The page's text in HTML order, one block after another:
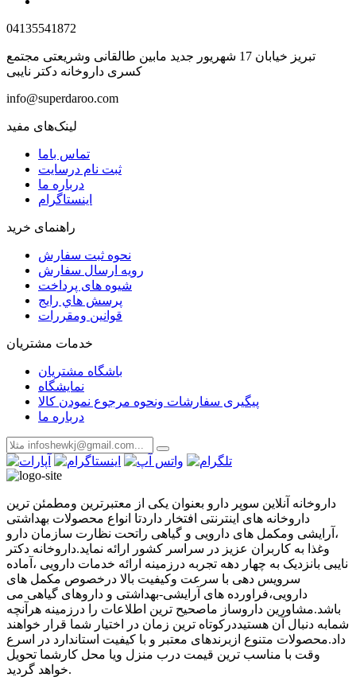
04135541872
تبریز خیابان 17 شهریور جدید مابین طالقانی وشریعتی مجتمع
کسری داروخانه دکتر نایبی
info@superdaroo.com
لینک‌های مفید
تماس باما
ثبت نام درسایت
درباره ما
اینستاگرام
راهنمای خرید
نحوه ثبت سفارش
رویه ارسال سفارش
شیوه های پرداخت
پرسش هاي رايج
قوانین ومقررات
خدمات مشتریان
باشگاه مشتریان
نمایشگاه
پیگیری سفارشات ونحوه مرجوع نمودن کالا
درباره ما
داروخانه آنلاین سوپر دارو بعنوان یکی از معتبرترین ومطمئن ترین
داروخانه های اینترنتی افتخار داردتا انواع محصولات بهداشتی
،آرایشی ومکمل های دارویی و گیاهی راتحت نظارت سازمان دارو
وغذا به کاربران عزیز در سراسر کشور ارائه نماید.داروخانه دکتر
نایبی بانزدیک به چهار دهه تجربه درزمینه ارائه خدمات دارویی ،آماده
سرویس دهی با سرعت وکیفیت بالا درخصوص مکمل های
دارویی،فراورده های آرایشی-بهداشتی و داروهای گیاهی می
باشد.مشاورین داروساز ماصحیح ترین اطلاعات را درزمینه هرآنچه
شمابه دنبال آن هستیددرکوتاه ترین زمان در اختیار شما قرار خواهند
داد.محصولات متنوع ازبرندهای معتبر و با کیفیت استاندارد در اسرع
وقت با مناسب ترین قیمت درب منزل ویا محل کارشما تحویل
خواهد گردید.